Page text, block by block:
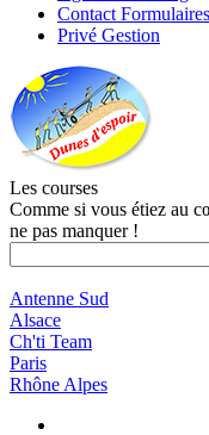
Contact Formulaires
Privé Gestion
Les courses
Comme si vous étiez au
ne pas manquer !
Antenne Sud
Alsace
Ch'ti Team
Paris
Rhône Alpes